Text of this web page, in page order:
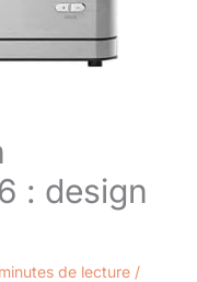
: design
de lecture /